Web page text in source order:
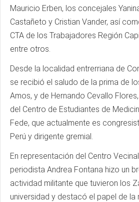
Mauricio Erben, los concejales
Castañeto y Cristian Vander, así
CTA de los Trabajadores Región
entre otros.
Desde la localidad entrerriana de
se recibió el saludo de la prima de
Amos, y de Hernando Cevallo
del Centro de Estudiantes de
Fede, que actualmente es
Perú y dirigente gremial.
En representación del Centro
periodista Andrea Fontana hizo un
actividad militante que tuvieron los
universidad y destacó el papel de la